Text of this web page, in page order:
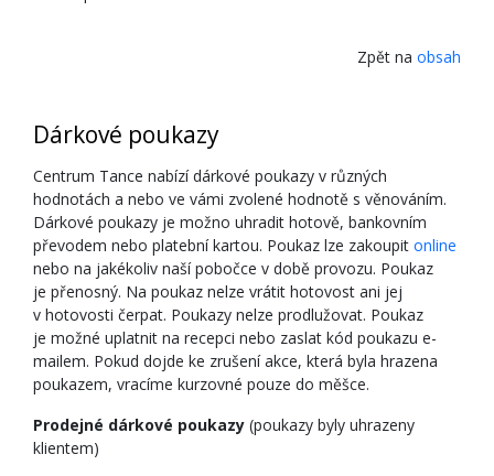
Zpět na obsah
Dárkové poukazy
Centrum Tance nabízí dárkové poukazy v různých
hodnotách a nebo ve vámi zvolené hodnotě s věnováním.
Dárkové poukazy je možno uhradit hotově, bankovním
převodem nebo platební kartou. Poukaz lze zakoupit online
nebo na jakékoliv naší pobočce v době provozu. Poukaz
je přenosný. Na poukaz nelze vrátit hotovost ani jej
v hotovosti čerpat. Poukazy nelze prodlužovat. Poukaz
je možné uplatnit na recepci nebo zaslat kód poukazu e-
mailem. Pokud dojde ke zrušení akce, která byla hrazena
poukazem, vracíme kurzovné pouze do měšce.
Prodejné dárkové poukazy (poukazy byly uhrazeny
klientem)